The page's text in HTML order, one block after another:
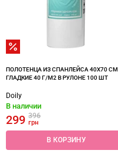
ПОЛОТЕНЦА ИЗ СПАНЛЕЙСА 40Х70 СМ
ГЛАДКИЕ 40 Г/М2 В РУЛОНЕ 100 ШТ
Doily
В наличии
299 396
грн
В КОРЗИНУ